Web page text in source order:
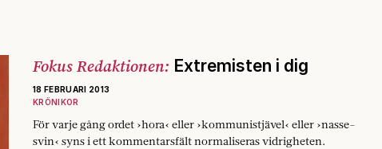
Fokus Redaktionen: Extremisten i dig
18 FEBRUARI 2013
KRÖNIKOR
För varje gång ordet ›hora‹ eller ­›kommunistjävel‹ ­eller ›nasse­
svin‹ syns i ett kommentarsfält normaliseras vidrigheten.